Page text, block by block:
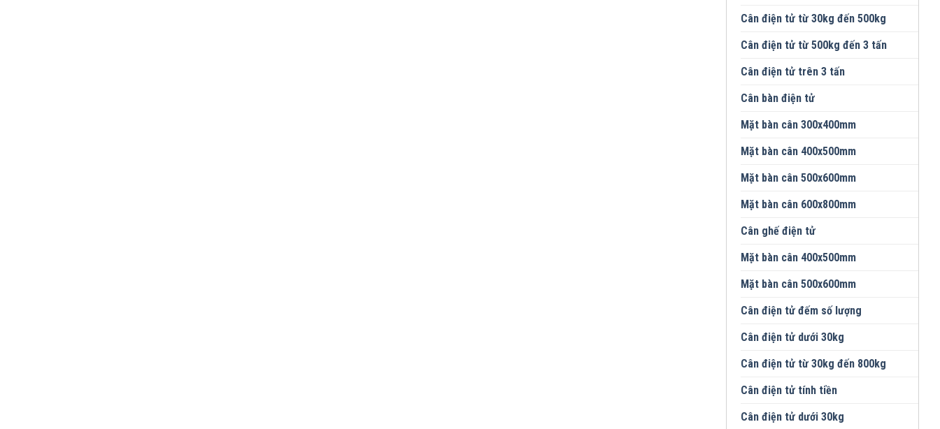
Cân điện tử từ 30kg đến 500kg
Cân điện tử từ 500kg đến 3 tấn
Cân điện tử trên 3 tấn
Cân bàn điện tử
Mặt bàn cân 300x400mm
Mặt bàn cân 400x500mm
Mặt bàn cân 500x600mm
Mặt bàn cân 600x800mm
Cân ghế điện tử
Mặt bàn cân 400x500mm
Mặt bàn cân 500x600mm
Cân điện tử đếm số lượng
Cân điện tử dưới 30kg
Cân điện tử từ 30kg đến 800kg
Cân điện tử tính tiền
Cân điện tử dưới 30kg